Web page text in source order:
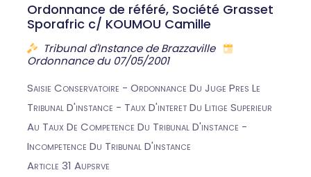
Ordonnance de référé, Société Grasset
Sporafric c/ KOUMOU Camille
Tribunal d'Instance de Brazzaville
Ordonnance du 07/05/2001
Saisie Conservatoire - Ordonnance Du Juge Pres Le
Tribunal D'instance - Taux D'interet Du Litige Superieur
Au Taux De Competence Du Tribunal D'instance -
Incompetence Du Tribunal D'instance
Article 31 Aupsrve